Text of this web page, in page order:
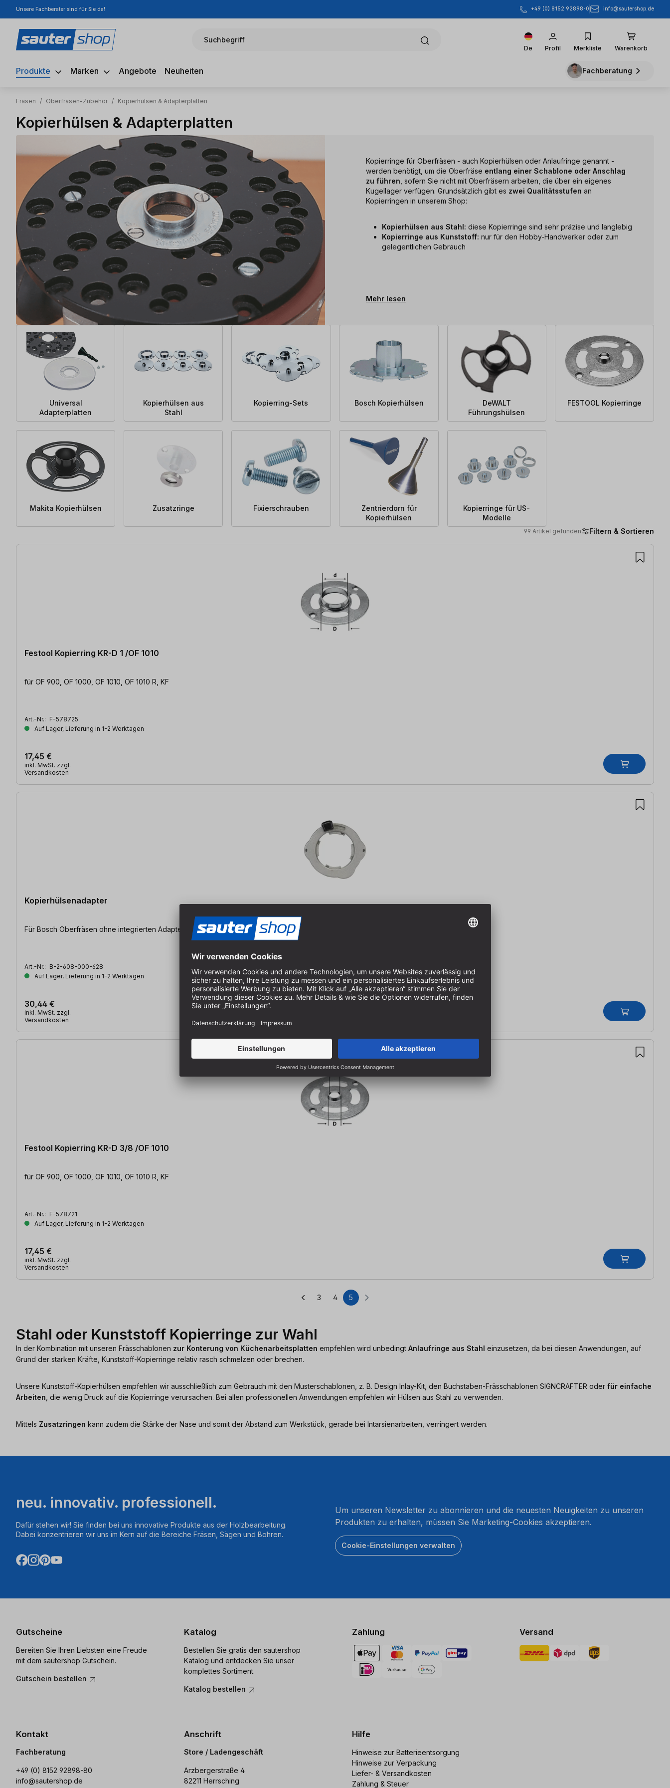
Hauptinhalt springen
Zur Suche springen
Zur Hauptnavigation springen
Unsere Fachberater sind für Sie da! +49 (0) 8152 92898-0 info@sautershop.de
Suchbegriff
De Profil Merkliste Warenkorb
Produkte Marken Angebote Neuheiten Fachberatung
Fräsen / Oberfräsen-Zubehör / Kopierhülsen & Adapterplatten
Kopierhülsen & Adapterplatten
Kopierringe für Oberfräsen - auch Kopierhülsen oder Anlaufringe genannt -
werden benötigt, um die Oberfräse entlang einer Schablone oder Anschlag
zu führen , sofern Sie nicht mit Oberfräsern arbeiten, die über ein eigenes
Kugellager verfügen. Grundsätzlich gibt es zwei Qualitätsstufen an
Kopierringen in unserem Shop:
Kopierhülsen aus Stahl: diese Kopierringe sind sehr präzise und langlebig
Kopierringe aus Kunststoff: nur für den Hobby-Handwerker oder zum
gelegentlichen Gebrauch
Mehr lesen
Universal
Adapterplatten
Kopierhülsen aus
Stahl
Kopierring-Sets Bosch Kopierhülsen
DeWALT
Führungshülsen
FESTOOL Kopierringe
Makita Kopierhülsen Zusatzringe Fixierschrauben
Zentrierdorn für
Kopierhülsen
Kopierringe für US-
Modelle
99 Artikel gefunden Filtern & Sortieren
99 Artikel gefunden
Festool Kopierring KR-D 1 /OF 1010
für OF 900, OF 1000, OF 1010, OF 1010 R, KF
Art.-Nr.: F-578725
Auf Lager, Lieferung in 1-2 Werktagen
17,45 €
inkl. MwSt. zzgl.
Versandkosten
Kopierhülsenadapter
Für Bosch Oberfräsen ohne integrierten Adapter | zum Anschrauben
Art.-Nr.: B-2-608-000-628
Auf Lager, Lieferung in 1-2 Werktagen
30,44 €
inkl. MwSt. zzgl.
Versandkosten
Festool Kopierring KR-D 3/8 /OF 1010
für OF 900, OF 1000, OF 1010, OF 1010 R, KF
Art.-Nr.: F-578721
Auf Lager, Lieferung in 1-2 Werktagen
17,45 €
inkl. MwSt. zzgl.
Versandkosten
Seite
3 Seite
4 Seite
5
Stahl oder Kunststoff Kopierringe zur Wahl
In der Kombination mit unseren Frässchablonen zur Konterung von Küchenarbeitsplatten empfehlen wird unbedingt Anlaufringe aus Stahl einzusetzen, da bei diesen Anwendungen, auf
Grund der starken Kräfte, Kunststoff-Kopierringe relativ rasch schmelzen oder brechen.
Unsere Kunststoff-Kopierhülsen empfehlen wir ausschließlich zum Gebrauch mit den Musterschablonen, z. B. Design Inlay-Kit, den Buchstaben-Frässchablonen SIGNCRAFTER oder für einfache
Arbeiten , die wenig Druck auf die Kopierringe verursachen. Bei allen professionellen Anwendungen empfehlen wir Hülsen aus Stahl zu verwenden.
Mittels Zusatzringen kann zudem die Stärke der Nase und somit der Abstand zum Werkstück, gerade bei Intarsienarbeiten, verringert werden.
neu. innovativ. professionell.
Dafür stehen wir! Sie finden bei uns innovative Produkte aus der Holzbearbeitung.
Dabei konzentrieren wir uns im Kern auf die Bereiche Fräsen, Sägen und Bohren.
Um unseren Newsletter zu abonnieren und die neuesten Neuigkeiten zu unseren
Produkten zu erhalten, müssen Sie Marketing-Cookies akzeptieren.
Cookie-Einstellungen verwalten
Gutscheine
Bereiten Sie Ihren Liebsten eine Freude
mit dem sautershop Gutschein.
Gutschein bestellen
Katalog
Bestellen Sie gratis den sautershop
Katalog und entdecken Sie unser
komplettes Sortiment.
Katalog bestellen
Zahlung Versand
Kontakt
Fachberatung
+49 (0) 8152 92898-80
info@sautershop.de
Anschrift
Store / Ladengeschäft
Arzbergerstraße 4
82211 Herrsching
Hilfe
Hinweise zur Batterieentsorgung
Hinweise zur Verpackung
Liefer- & Versandkosten
Zahlung & Steuer